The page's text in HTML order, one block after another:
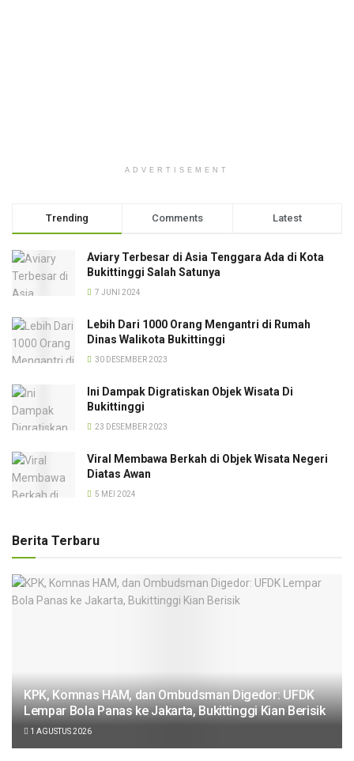
ADVERTISEMENT
Trending Comments Latest
Aviary Terbesar di Asia Tenggara Ada di Kota
Bukittinggi Salah Satunya
7 JUNI 2024
Lebih Dari 1000 Orang Mengantri di Rumah
Dinas Walikota Bukittinggi
30 DESEMBER 2023
Ini Dampak Digratiskan Objek Wisata Di
Bukittinggi
23 DESEMBER 2023
Viral Membawa Berkah di Objek Wisata Negeri
Diatas Awan
5 MEI 2024
Berita Terbaru
KPK, Komnas HAM, dan Ombudsman Digedor: UFDK
Lempar Bola Panas ke Jakarta, Bukittinggi Kian Berisik
1 AGUSTUS 2026